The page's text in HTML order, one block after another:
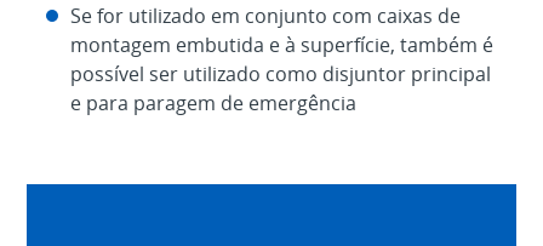
Se for utilizado em conjunto com caixas de
montagem embutida e à superfície, também é
possível ser utilizado como disjuntor principal
e para paragem de emergência